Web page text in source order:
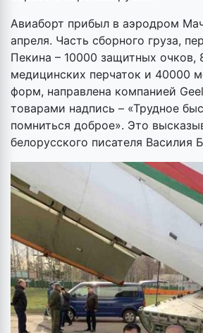
Авиаборт прибыл в аэродром
апреля. Часть сборного груза,
Пекина – 10000 защитных очков,
медицинских перчаток и 40000
форм, направлена компанией
товарами надпись – «Трудное
помниться доброе». Это
белорусского писателя Василия